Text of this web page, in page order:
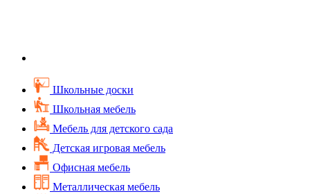
Школьные доски
Школьная мебель
Мебель для детского сада
Детская игровая мебель
Офисная мебель
Металлическая мебель